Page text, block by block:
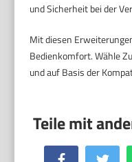
und Sicherheit bei der
Mit diesen
Bedienkomfort. Wähle
und auf Basis der
Facebook Twitter